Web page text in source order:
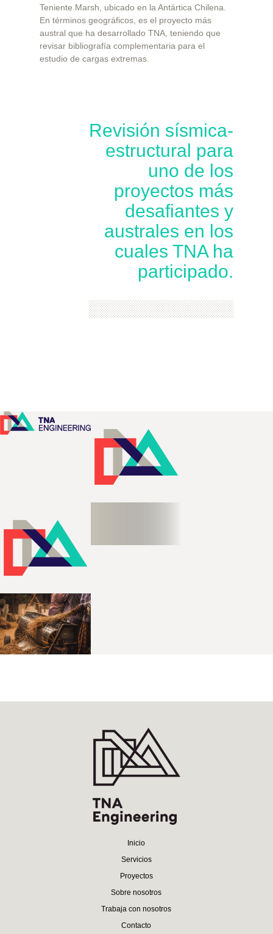
Teniente Marsh, ubicado en la Antártica Chilena.
En términos geográficos, es el proyecto más
austral que ha desarrollado TNA, teniendo que
revisar bibliografía complementaria para el
estudio de cargas extremas.
Revisión sísmica-
estructural para
uno de los
proyectos más
desafiantes y
australes en los
cuales TNA ha
participado.
Inicio
Servicios
Proyectos
Sobre nosotros
Trabaja con nosotros
Contacto